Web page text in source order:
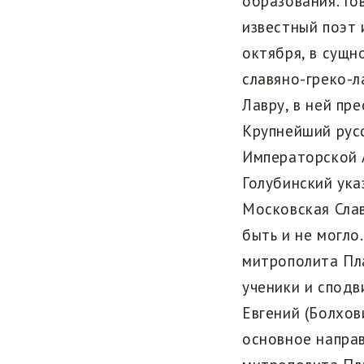
известный
октября, в
славяно-греко-
Лавру, в ней
Крупнейший
Голубинский
Московская
быть и не
митрополита
ученики и
Евгений
основное